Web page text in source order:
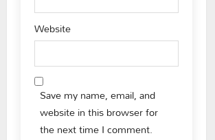
Website
Save my name, email, and
website in this browser for
the next time I comment.